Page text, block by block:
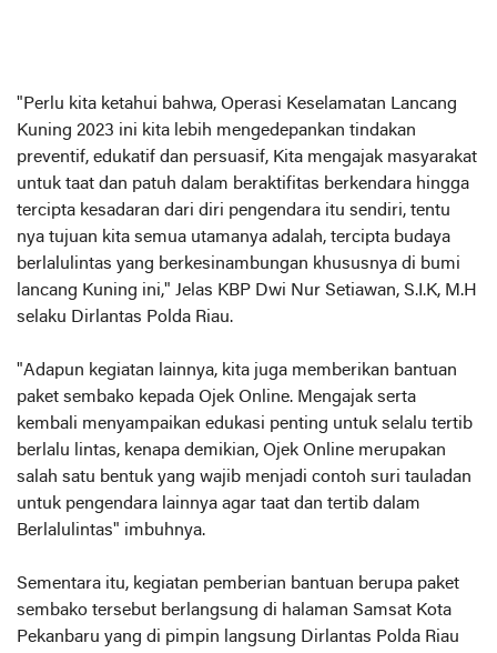
"Perlu kita ketahui bahwa, Operasi Keselamatan Lancang
Kuning 2023 ini kita lebih mengedepankan tindakan
preventif, edukatif dan persuasif, Kita mengajak masyarakat
untuk taat dan patuh dalam beraktifitas berkendara hingga
tercipta kesadaran dari diri pengendara itu sendiri, tentu
nya tujuan kita semua utamanya adalah, tercipta budaya
berlalulintas yang berkesinambungan khususnya di bumi
lancang Kuning ini," Jelas KBP Dwi Nur Setiawan, S.I.K, M.H
selaku Dirlantas Polda Riau.
"Adapun kegiatan lainnya, kita juga memberikan bantuan
paket sembako kepada Ojek Online. Mengajak serta
kembali menyampaikan edukasi penting untuk selalu tertib
berlalu lintas, kenapa demikian, Ojek Online merupakan
salah satu bentuk yang wajib menjadi contoh suri tauladan
untuk pengendara lainnya agar taat dan tertib dalam
Berlalulintas" imbuhnya.
Sementara itu, kegiatan pemberian bantuan berupa paket
sembako tersebut berlangsung di halaman Samsat Kota
Pekanbaru yang di pimpin langsung Dirlantas Polda Riau